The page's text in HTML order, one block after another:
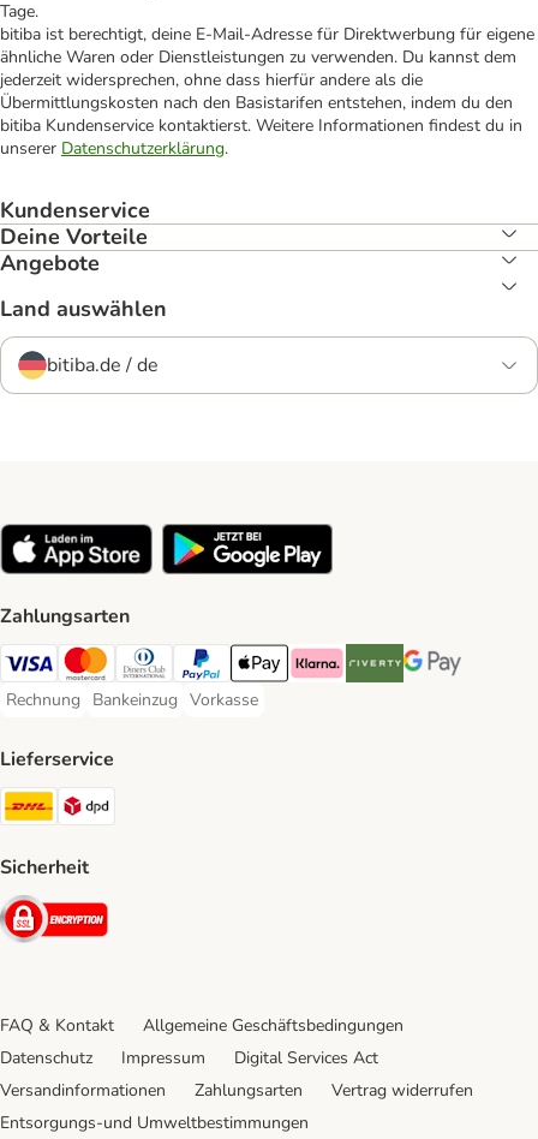
Tage.
bitiba ist berechtigt, deine E-Mail-Adresse für Direktwerbung für eigene
ähnliche Waren oder Dienstleistungen zu verwenden. Du kannst dem
jederzeit widersprechen, ohne dass hierfür andere als die
Übermittlungskosten nach den Basistarifen entstehen, indem du den
bitiba Kundenservice kontaktierst. Weitere Informationen findest du in
unserer Datenschutzerklärung.
Kundenservice
Deine Vorteile
Angebote
Land auswählen
bitiba.de / de
Zahlungsarten
Visa Payment Method
Mastercard Payment Method
Diners Club Payment Method
PayPal Payment Method
Apple Pay Payment Method
Klarna Payment Method
Riverty Payment Method
Google Pay
Rechnung
Rechnung Payment Method
Bankeinzug
Bankeinzug Payment Method
Vorkasse
Vorkasse Payment Method
Lieferservice
DHL Shipping Method
Sicherheit
Security
FAQ & Kontakt
Allgemeine Geschäftsbedingungen
Datenschutz
Impressum
Digital Services Act
Versandinformationen
Zahlungsarten
Vertrag widerrufen
Entsorgungs-und Umweltbestimmungen